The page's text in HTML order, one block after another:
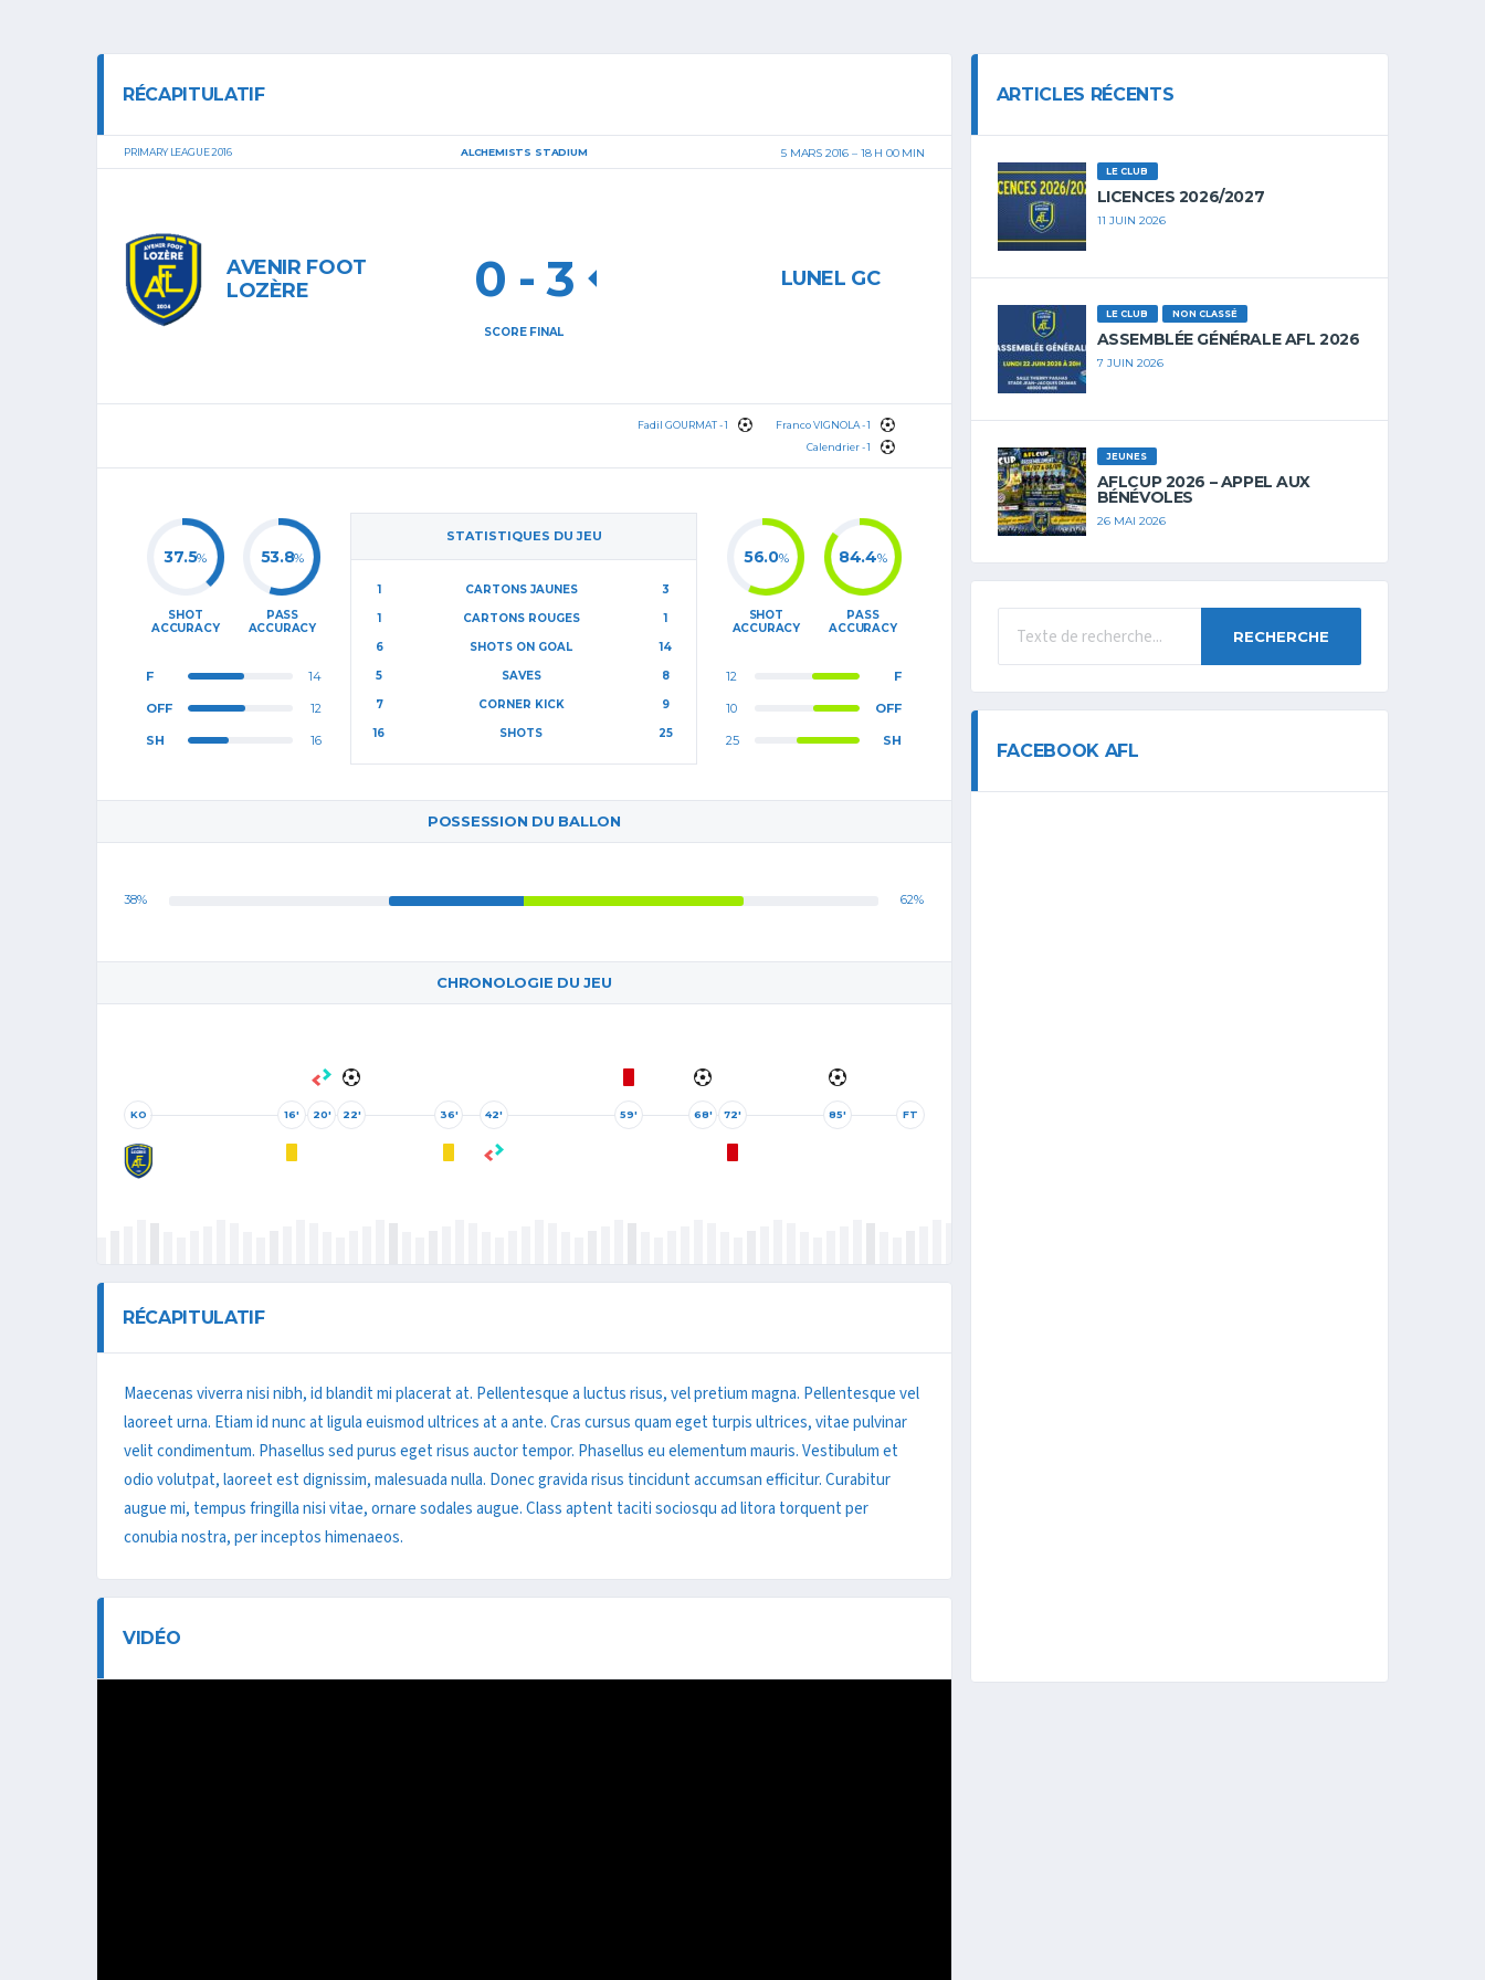
RÉCAPITULATIF
PRIMARY LEAGUE 2016 ALCHEMISTS STADIUM 5 MARS 2016 18 H 00 MIN
AVENIR FOOT
LOZÈRE
LUNEL GC
0 - 3
SCORE FINAL
Fadil GOURMAT - 1
Franco VIGNOLA - 1
Calendrier - 1
STATISTIQUES DU JEU
1 CARTONS JAUNES
3
1
CARTONS ROUGES
1
6
SHOTS ON GOAL
14
5
SAVES
8
7
CORNER KICK
9
16
SHOTS 25
37.5%
SHOT
ACCURACY
53.8%
PASS
ACCURACY
F 14
OFF 12
SH 16
56.0%
SHOT
ACCURACY
84.4%
PASS
ACCURACY
12 F
10 OFF
25 SH
POSSESSION DU BALLON
38% 62%
CHRONOLOGIE DU JEU
KO 16' 20' 22' 36' 42' 59' 68' 72' 85' FT
RÉCAPITULATIF
Maecenas viverra nisi nibh, id blandit mi placerat at. Pellentesque a luctus risus, vel pretium magna. Pellentesque vel
laoreet urna. Etiam id nunc at ligula euismod ultrices at a ante. Cras cursus quam eget turpis ultrices, vitae pulvinar
velit condimentum. Phasellus sed purus eget risus auctor tempor. Phasellus eu elementum mauris. Vestibulum et
odio volutpat, laoreet est dignissim, malesuada nulla. Donec gravida risus tincidunt accumsan efficitur. Curabitur
augue mi, tempus fringilla nisi vitae, ornare sodales augue. Class aptent taciti sociosqu ad litora torquent per
conubia nostra, per inceptos himenaeos.
VIDÉO
ARTICLES RÉCENTS
LE CLUB
LICENCES 2026/2027
11 JUIN 2026
LE CLUB NON CLASSÉ
ASSEMBLÉE GÉNÉRALE AFL 2026
7 JUIN 2026
JEUNES
AFLCUP 2026 – APPEL AUX
BÉNÉVOLES
26 MAI 2026
RECHERCHE
FACEBOOK AFL